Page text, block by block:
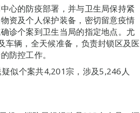
心的防疫部署，并与卫生局保持紧
资及个人保护装备，密切留意疫情
诊个案到卫生当局的指定地点。尤
车辆，全天候准备，负责封锁区及医
防控工作。
似个案共4,201宗，涉及5,246人